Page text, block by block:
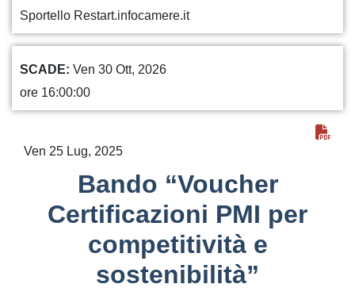
Sportello Restart.infocamere.it
SCADE Ven 30 Ott, 2026
ore 16:00:00
Ven 25 Lug, 2025
Bando “Voucher
Certificazioni PMI per
competitività e
sostenibilità”